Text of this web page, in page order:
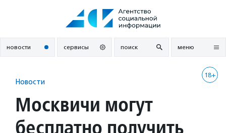
новости сервисы поиск меню
18+
Новости
Москвичи могут
бесплатно получить